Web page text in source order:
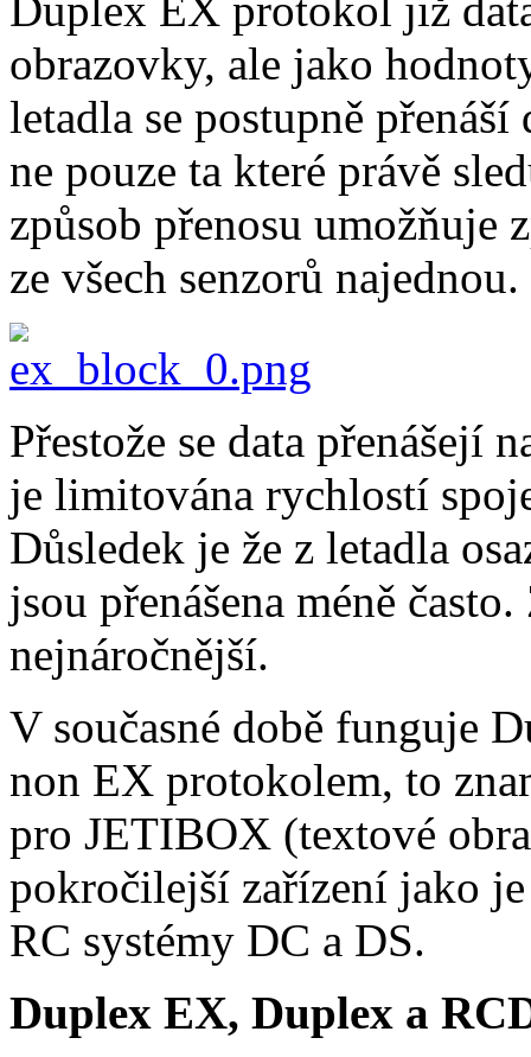
obrazovky, ale jako
letadla se postupně přenáší
ne pouze ta které právě
způsob přenosu umožňuje
ze všech senzorů najednou.
Přestože se data přenášejí
je limitována rychlostí
Důsledek je že z letadla
jsou přenášena méně
nejnáročnější.
V současné době funguje
non EX protokolem, to
pro JETIBOX (textové
pokročilejší zařízení jako
RC systémy DC a DS.
Duplex EX, Duplex a